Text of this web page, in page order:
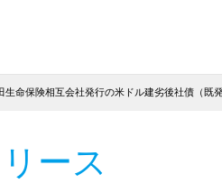
生命保険相互会社発行の米ドル建劣後社債（既
ース